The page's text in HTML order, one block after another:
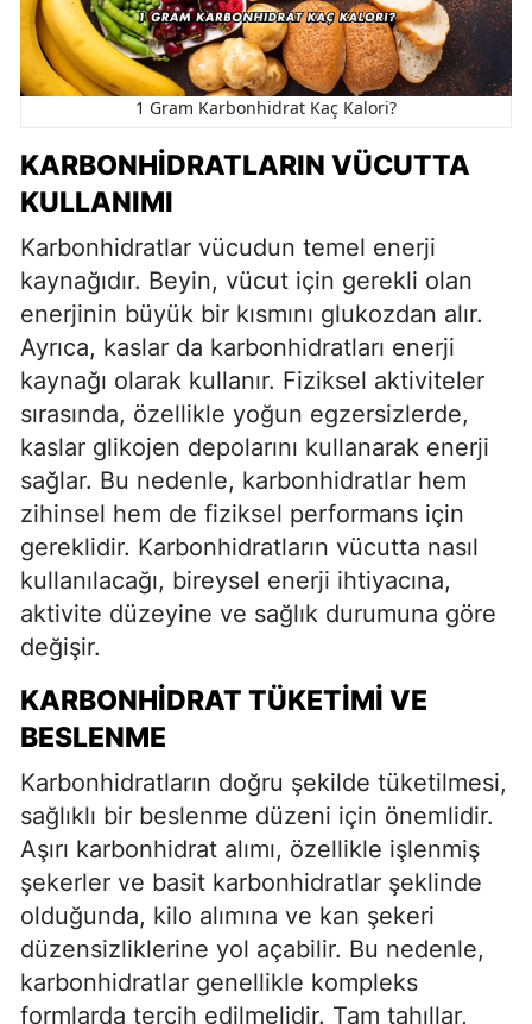
1 Gram Karbonhidrat Kaç Kalori?
KARBONHIDRATLARIN VÜCUTTA
KULLANIMI
Karbonhidratlar vücudun temel enerji
kaynağıdır. Beyin, vücut için gerekli olan
enerjinin büyük bir kısmını glukozdan alır.
Ayrıca, kaslar da karbonhidratları enerji
kaynağı olarak kullanır. Fiziksel aktiviteler
sırasında, özellikle yoğun egzersizlerde,
kaslar glikojen depolarını kullanarak enerji
sağlar. Bu nedenle, karbonhidratlar hem
zihinsel hem de fiziksel performans için
gereklidir. Karbonhidratların vücutta nasıl
kullanılacağı, bireysel enerji ihtiyacına,
aktivite düzeyine ve sağlık durumuna göre
değişir.
KARBONHIDRAT TÜKETIMI VE
BESLENME
Karbonhidratların doğru şekilde tüketilmesi,
sağlıklı bir beslenme düzeni için önemlidir.
Aşırı karbonhidrat alımı, özellikle işlenmiş
şekerler ve basit karbonhidratlar şeklinde
olduğunda, kilo alımına ve kan şekeri
düzensizliklerine yol açabilir. Bu nedenle,
karbonhidratlar genellikle kompleks
formlarda tercih edilmelidir. Tam tahıllar,